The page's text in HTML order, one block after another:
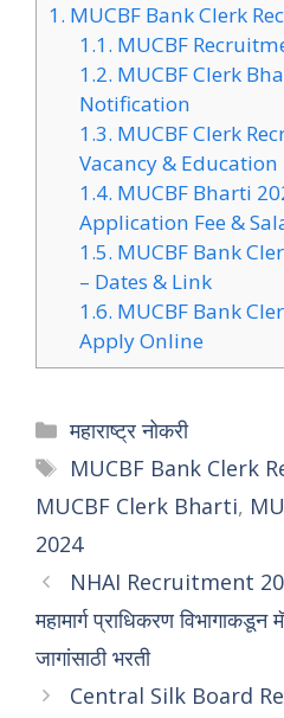
1. MUCBF Bank Clerk
1.1. MUCBF
1.2. MUCBF Clerk
Notification
1.3. MUCBF Clerk
Vacancy & Education
1.4. MUCBF Bharti
Application Fee &
1.5. MUCBF Bank
– Dates & Link
1.6. MUCBF Bank
Apply Online
Categories
महाराष्ट्र नोकरी
Tags
MUCBF Bank Clerk
MUCBF Clerk Bharti,
2024
NHAI Recruitment
महामार्ग प्राधिकरण
जागांसाठी भरती
Central Silk Board